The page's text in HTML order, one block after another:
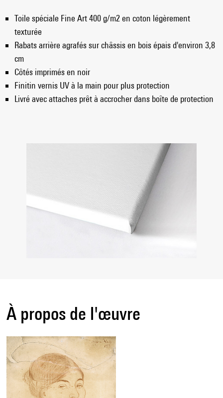
Toile spéciale Fine Art 400 g/m2 en coton légèrement
texturée
Rabats arrière agrafés sur châssis en bois épais d'environ 3,8
cm
Côtés imprimés en noir
Finitin vernis UV à la main pour plus protection
Livré avec attaches prêt à accrocher dans boîte de protection
À propos de l'œuvre